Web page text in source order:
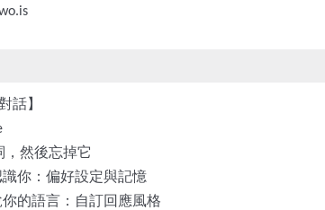
話】
，然後忘掉它
識你：偏好設定與記憶
你的語言：自訂回應風格